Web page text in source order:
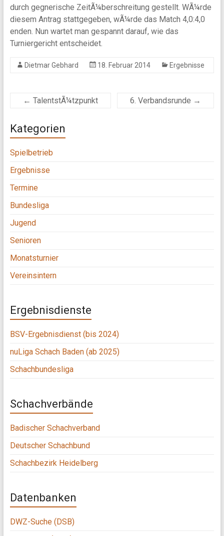
durch gegnerische ZeitÃ¼berschreitung gestellt. WÃ¼rde
diesem Antrag stattgegeben, wÃ¼rde das Match 4,0:4,0
enden. Nun wartet man gespannt darauf, wie das
Turniergericht entscheidet.
Dietmar Gebhard 18. Februar 2014 Ergebnisse
← TalentstÃ¼tzpunkt 6. Verbandsrunde →
Kategorien
Spielbetrieb
Ergebnisse
Termine
Bundesliga
Jugend
Senioren
Monatsturnier
Vereinsintern
Ergebnisdienste
BSV-Ergebnisdienst (bis 2024)
nuLiga Schach Baden (ab 2025)
Schachbundesliga
Schachverbände
Badischer Schachverband
Deutscher Schachbund
Schachbezirk Heidelberg
Datenbanken
DWZ-Suche (DSB)